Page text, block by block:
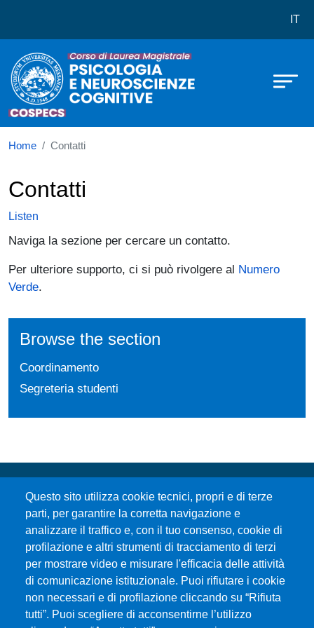
Corso di laurea in Psicologia e IT
Home Contatti
Contatti
Listen
Naviga la sezione per cercare un contatto.
Per ulteriore supporto, ci si può rivolgere al Numero
Verde.
Browse the section
Coordinamento
Segreteria studenti
Questo sito utilizza cookie tecnici, propri e di terze
parti, per garantire la corretta navigazione e
analizzare il traffico e, con il tuo consenso, cookie di
profilazione e altri strumenti di tracciamento di terzi
per mostrare video e misurare l'efficacia delle attività
di comunicazione istituzionale. Puoi rifiutare i cookie
non necessari e di profilazione cliccando su “Rifiuta
tutti”. Puoi scegliere di acconsentirne l’utilizzo
Università degli Studi di Messina
Piazza Pugliatti, 1 - 98122 Messina
Cod. Fiscale 80004070837
P.IVA 00724160833